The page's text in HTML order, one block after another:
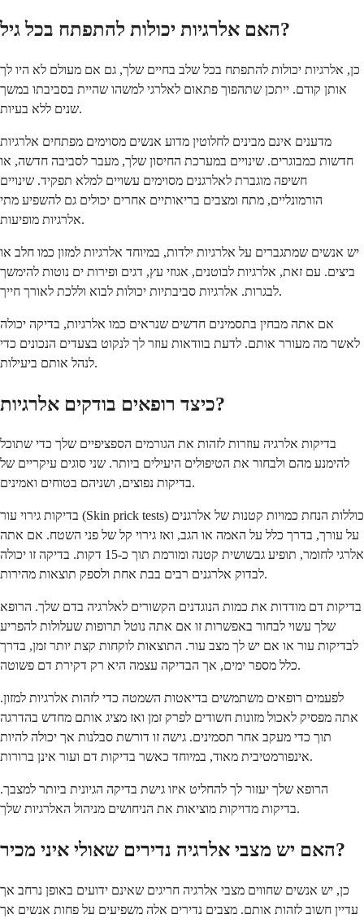
האם אלרגיות יכולות להתפתח בכל גיל?
כן, אלרגיות יכולות להתפתח בכל שלב בחיים שלך, גם אם מעולם לא היו לך
אותן קודם. ייתכן שתהפוך פתאום לאלרגי למשהו שהיית בסביבתו במשך
שנים ללא בעיות.
מדענים אינם מבינים לחלוטין מדוע אנשים מסוימים מפתחים אלרגיות
חדשות כמבוגרים. שינויים במערכת החיסון שלך, מעבר לסביבה חדשה, או
חשיפה מוגברת לאלרגנים מסוימים עשויים למלא תפקיד. שינויים
הורמונליים, מתח ומצבים בריאותיים אחרים יכולים גם להשפיע מתי
אלרגיות מופיעות.
יש אנשים שמתגברים על אלרגיות ילדות, במיוחד אלרגיות למזון כמו חלב או
ביצים. עם זאת, אלרגיות לבוטנים, אגוזי עץ, דגים ופירות ים נוטות להימשך
לבגרות. אלרגיות סביבתיות יכולות לבוא וללכת לאורך חייך.
אם אתה מבחין בתסמינים חדשים שנראים כמו אלרגיות, בדיקה יכולה
לאשר מה מעורר אותם. לדעת בוודאות עוזר לך לנקוט בצעדים הנכונים כדי
לנהל אותם ביעילות.
כיצד רופאים בודקים אלרגיות?
בדיקות אלרגיה עוזרות לזהות את הגורמים הספציפיים שלך כדי שתוכל
להימנע מהם ולבחור את הטיפולים היעילים ביותר. שני סוגים עיקריים של
בדיקות נפוצים, ושניהם בטוחים ואמינים.
בדיקות גירוי עור (Skin prick tests) כוללות הנחת כמויות קטנות של אלרגנים
על עורך, בדרך כלל על האמה או הגב, ואז גירוי קל של פני השטח. אם אתה
אלרגי לחומר, תופיע גבשושית קטנה ומורמת תוך כ-15 דקות. בדיקה זו יכולה
לבדוק אלרגנים רבים בבת אחת ולספק תוצאות מהירות.
בדיקות דם מודדות את כמות הנוגדנים הקשורים לאלרגיה בדם שלך. הרופא
שלך עשוי לבחור באפשרות זו אם אתה נוטל תרופות שעלולות להפריע
לבדיקות עור או אם יש לך מצב עור. התוצאות לוקחות קצת יותר זמן, בדרך
כלל מספר ימים, אך הבדיקה עצמה היא רק דקירת דם פשוטה.
לפעמים רופאים משתמשים בדיאטות השמטה כדי לזהות אלרגיות למזון.
אתה מפסיק לאכול מזונות חשודים לפרק זמן ואז מציג אותם מחדש בהדרגה
תוך כדי מעקב אחר תסמינים. גישה זו דורשת סבלנות אך יכולה להיות
אינפורמטיבית מאוד, במיוחד כאשר בדיקות דם ועור אינן ברורות.
הרופא שלך יעזור לך להחליט איזו גישת בדיקה הגיונית ביותר למצבך.
בדיקות מדויקות מוציאות את הניחושים מניהול האלרגיות שלך.
האם יש מצבי אלרגיה נדירים שאולי איני מכיר?
כן, יש אנשים שחווים מצבי אלרגיה חריגים שאינם ידועים באופן נרחב אך
עדיין חשוב לזהות אותם. מצבים נדירים אלה משפיעים על פחות אנשים אך